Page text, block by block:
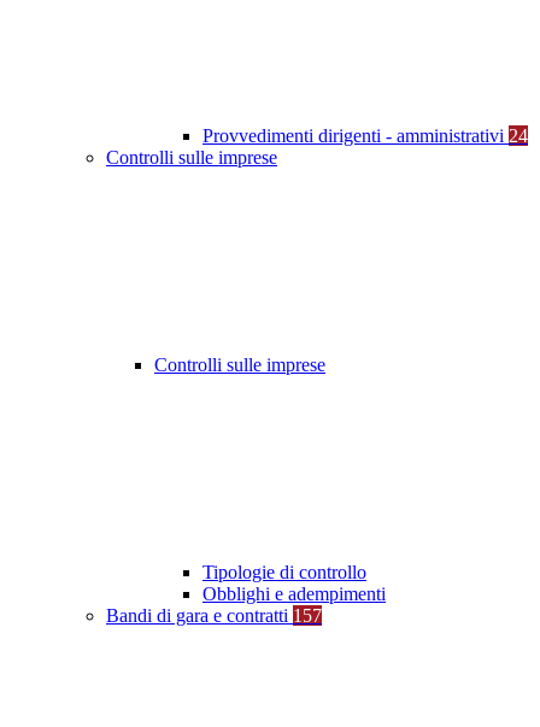
Provvedimenti dirigenti - amministrativi 24
Controlli sulle imprese
Controlli sulle imprese
Tipologie di controllo
Obblighi e adempimenti
Bandi di gara e contratti 157